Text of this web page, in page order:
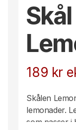
189 kr
Skålen
lemonader.
som passer i